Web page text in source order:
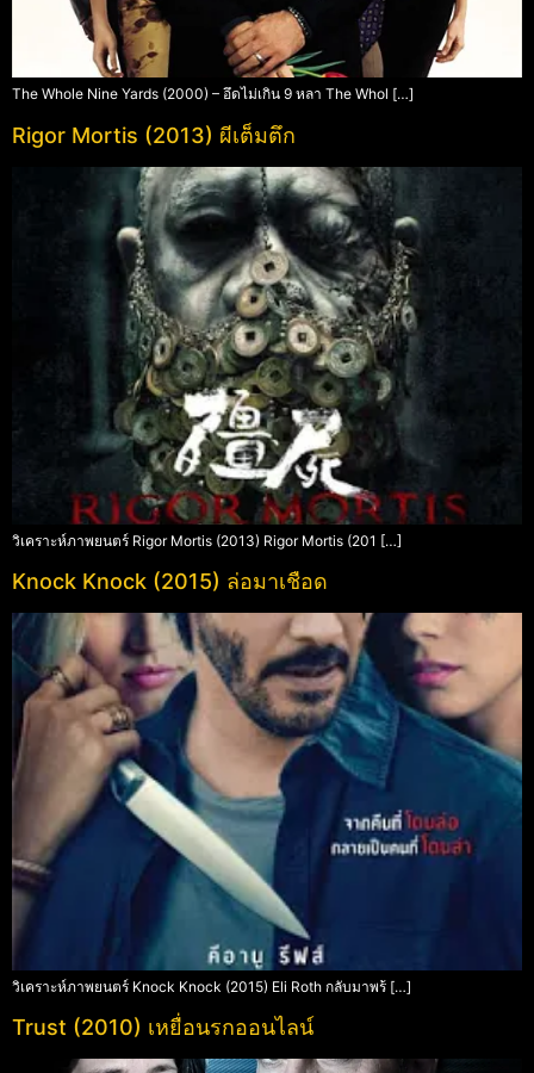
The Whole Nine Yards (2000) – อึดไม่เกิน 9 หลา The Whol […]
Rigor Mortis (2013) ผีเต็มตึก
วิเคราะห์ภาพยนตร์ Rigor Mortis (2013) Rigor Mortis (201 […]
Knock Knock (2015) ล่อมาเชือด
วิเคราะห์ภาพยนตร์ Knock Knock (2015) Eli Roth กลับมาพร้ […]
Trust (2010) เหยื่อนรกออนไลน์